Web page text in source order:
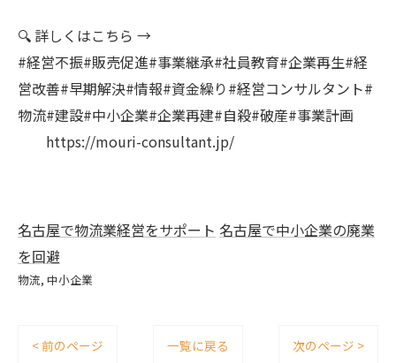
🔍 詳しくはこちら →
#経営不振#販売促進#事業継承#社員教育#企業再生#経
営改善#早期解決#情報#資金繰り#経営コンサルタント#
物流#建設#中小企業#企業再建#自殺#破産#事業計画
https://mouri-consultant.jp/
名古屋で物流業経営をサポート 名古屋で中小企業の廃業
を回避
物流 中小企業
< 前のページ 一覧に戻る 次のページ >